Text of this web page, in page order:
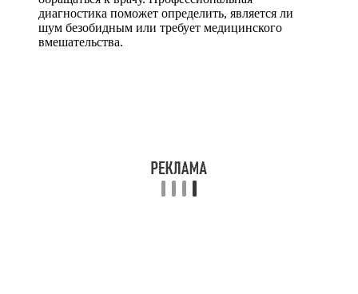
диагностика поможет определить, является ли
шум безобидным или требует медицинского
вмешательства.